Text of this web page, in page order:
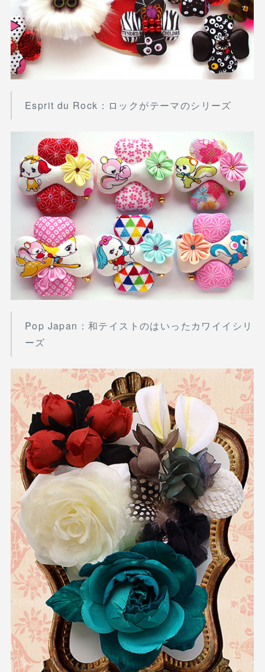
Esprit du Rock：ロックがテーマのシリーズ
Pop Japan：和テイストのはいったカワイイシリ
ーズ